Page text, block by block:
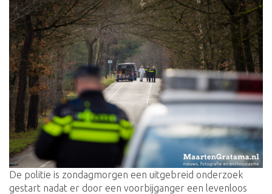
De politie is zondagmorgen een uitgebreid onderzoek
gestart nadat er door een voorbijganger een levenloos